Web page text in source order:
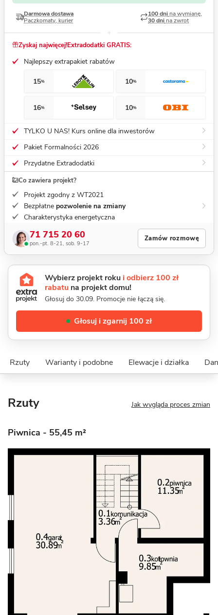
Darmowa dostawa
Paczkomaty, kurier
100 dni na wymianę,
30 dni na zwrot
Zyskaj najwięcej!Extradodatki GRATIS:
Najlepszy extrapakiet rabatów
15% 10%
16% 10%
TYLKO U NAS! Kurs online dla inwestorów
Pakiet Formalności 2026
Przydatne Extradodatki
Co zawiera projekt?
Projekt zgodny z WT2021
Bezpłatne pozwolenie na zmiany
Charakterystyka energetyczna
71 715 20 60
pon.-pt. 8-21, sob. 9-17
Zamów rozmowę
Wybierz projekt roku i odbierz 100 zł
rabatu na projekt domu!
Głosuj do 30.09. Promocje nie łączą się.
Głosuj i zgarnij 100 zł
Rzuty Warianty i podobne Elewacje i działka
Rzuty Jak wygląda proces zmian
Piwnica - 55,45 m²